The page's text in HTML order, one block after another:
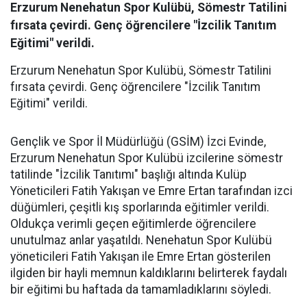
Erzurum Nenehatun Spor Kulübü, Sömestr Tatilini
fırsata çevirdi. Genç öğrencilere "İzcilik Tanıtım
Eğitimi" verildi.
Erzurum Nenehatun Spor Kulübü, Sömestr Tatilini
fırsata çevirdi. Genç öğrencilere "İzcilik Tanıtım
Eğitimi" verildi.
Gençlik ve Spor İl Müdürlüğü (GSİM) İzci Evinde,
Erzurum Nenehatun Spor Kulübü izcilerine sömestr
tatilinde "İzcilik Tanıtımı" başlığı altında Kulüp
Yöneticileri Fatih Yakışan ve Emre Ertan tarafından izci
düğümleri, çeşitli kış sporlarında eğitimler verildi.
Oldukça verimli geçen eğitimlerde öğrencilere
unutulmaz anlar yaşatıldı. Nenehatun Spor Kulübü
yöneticileri Fatih Yakışan ile Emre Ertan gösterilen
ilgiden bir hayli memnun kaldıklarını belirterek faydalı
bir eğitimi bu haftada da tamamladıklarını söyledi.